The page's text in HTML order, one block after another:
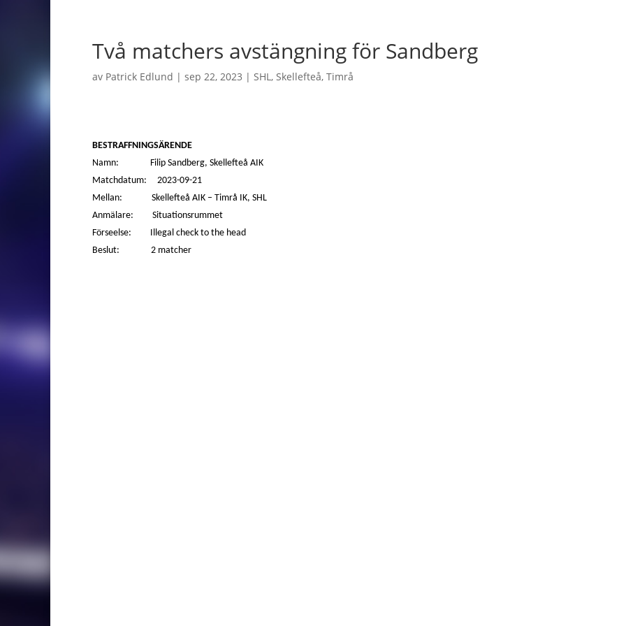
Två matchers avstängning för Sandberg
av Patrick Edlund | sep 22, 2023 | SHL, Skellefteå, Timrå
BESTRAFFNINGSÄRENDE
Namn: Filip Sandberg, Skellefteå AIK
Matchdatum: 2023-09-21
Mellan: Skellefteå AIK – Timrå IK, SHL
Anmälare: Situationsrummet
Förseelse: Illegal check to the head
Beslut: 2 matcher